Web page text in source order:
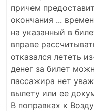
причем
окончания ...
на указанный в
вправе
отказался лететь
денег за билет
пассажира нет
вылету или ее
В поправках к